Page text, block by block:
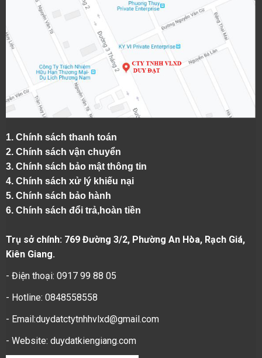
1. Chính sách thanh toán
2. Chính sách vận chuyển
3. Chính sách bảo mật thông tin
4. Chính sách xử lý khiếu nại
5. Chính sách bảo hành
6. Chính sách đổi trả,hoàn tiền
Trụ sở chính: 769 Đường 3/2, Phường An Hòa, Rạch Giá,
Kiên Giang.
- Điện thoại: 0917 99 88 05
- Hotline: 0848558558
- Email:duydatctytnhhvlxd@gmail.com
- Website: duydatkiengiang.com